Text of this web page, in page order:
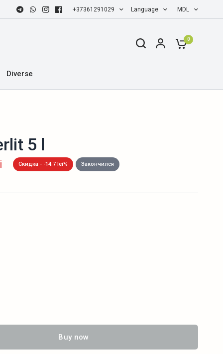
+37361291029 Language MDL
0
Diverse
5 l
Скидка - -14.7 lei% Закончился
Buy now